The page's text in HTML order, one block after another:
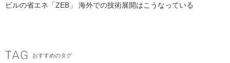
ビルの省エネ「ZEB」 海外での技術展開はこうなっている
おすすめのタグ